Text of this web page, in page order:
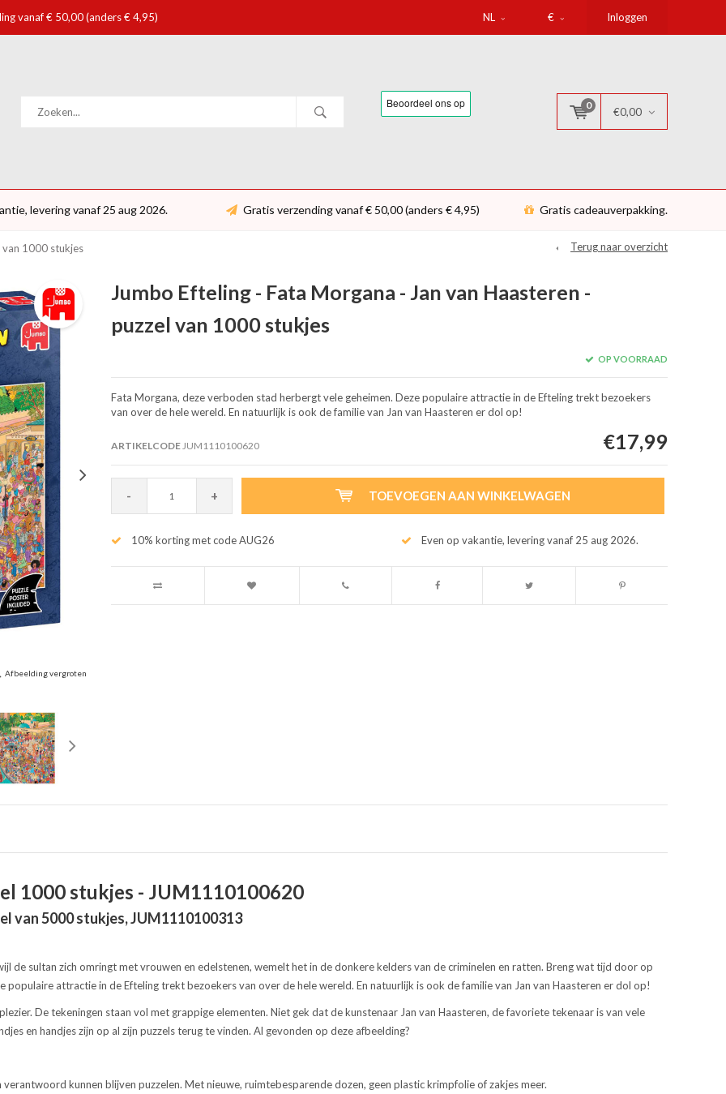
vanaf € 50,00 (anders € 4,95) NL € Inloggen
0
€0,00
levering vanaf 25 aug 2026. Gratis verzending vanaf € 50,00 (anders € 4,95) Gratis cadeauverpakking.
van 1000 stukjes Terug naar overzicht
Afbeelding vergroten
Jumbo Efteling - Fata Morgana - Jan van Haasteren -
puzzel van 1000 stukjes
OP VOORRAAD
Fata Morgana, deze verboden stad herbergt vele geheimen. Deze populaire attractie in de Efteling trekt bezoekers
van over de hele wereld. En natuurlijk is ook de familie van Jan van Haasteren er dol op!
ARTIKELCODEJUM1110100620 €17,99
- + TOEVOEGEN AAN WINKELWAGEN
10% korting met code AUG26 Even op vakantie, levering vanaf 25 aug 2026.
1000 stukjes - JUM1110100620
van 5000 stukjes, JUM1110100313
de sultan zich omringt met vrouwen en edelstenen, wemelt het in de donkere kelders van de criminelen en ratten. Breng wat tijd door op
attractie in de Efteling trekt bezoekers van over de hele wereld. En natuurlijk is ook de familie van Jan van Haasteren er dol op!
De tekeningen staan vol met grappige elementen. Niet gek dat de kunstenaar Jan van Haasteren, de favoriete tekenaar is van vele
en handjes zijn op al zijn puzzels terug te vinden. Al gevonden op deze afbeelding?
kunnen blijven puzzelen. Met nieuwe, ruimtebesparende dozen, geen plastic krimpfolie of zakjes meer.